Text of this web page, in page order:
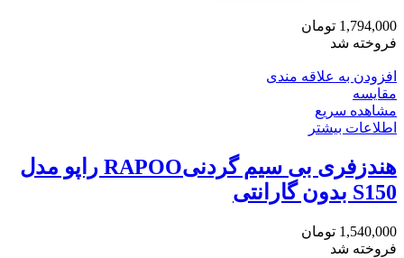
1,794,000 تومان
فروخته شد
افزودن به علاقه مندی
مقایسه
مشاهده سریع
اطلاعات بیشتر
هندزفری بی سیم گردنیRAPOO راپو مدل
S150 بدون گارانتی
1,540,000 تومان
فروخته شد